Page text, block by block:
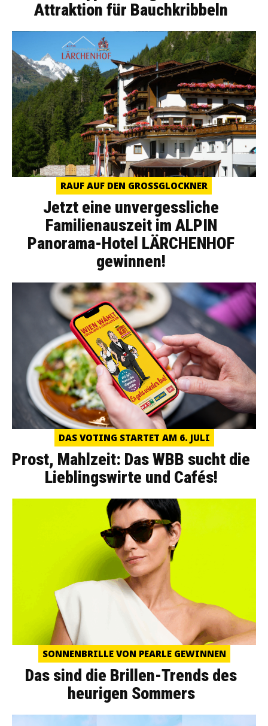
Attraktion für Bauchkribbeln
RAUF AUF DEN GROSSGLOCKNER
Jetzt eine unvergessliche
Familienauszeit im ALPIN
Panorama-Hotel LÄRCHENHOF
gewinnen!
DAS VOTING STARTET AM 6. JULI
Prost, Mahlzeit: Das WBB sucht die
Lieblingswirte und Cafés!
SONNENBRILLE VON PEARLE GEWINNEN
Das sind die Brillen-Trends des
heurigen Sommers